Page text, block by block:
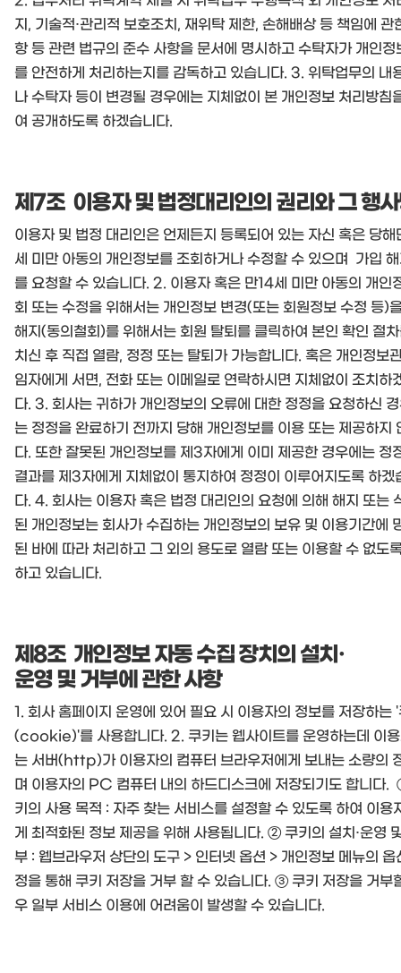
지, 기술적·관리적 보호조치, 재위탁 제한, 손해배상 등 책임에 관
항 등 관련 법규의 준수 사항을 문서에 명시하고 수탁자가 개인정
를 안전하게 처리하는지를 감독하고 있습니다. 3. 위탁업무의 내
나 수탁자 등이 변경될 경우에는 지체없이 본 개인정보 처리방침
여 공개하도록 하겠습니다.
제7조 이용자 및 법정대리인의 권리와 그 행
이용자 및 법정 대리인은 언제든지 등록되어 있는 자신 혹은 당해
세 미만 아동의 개인정보를 조회하거나 수정할 수 있으며 가입
를 요청할 수 있습니다. 2. 이용자 혹은 만14세 미만 아동의 개인
회 또는 수정을 위해서는 개인정보 변경(또는 회원정보 수정 등)
해지(동의철회)를 위해서는 회원 탈퇴를 클릭하여 본인 확인 절
치신 후 직접 열람, 정정 또는 탈퇴가 가능합니다. 혹은 개인정보
임자에게 서면, 전화 또는 이메일로 연락하시면 지체없이 조치하
다. 3. 회사는 귀하가 개인정보의 오류에 대한 정정을 요청하신
는 정정을 완료하기 전까지 당해 개인정보를 이용 또는 제공하지
다. 또한 잘못된 개인정보를 제3자에게 이미 제공한 경우에는 정
결과를 제3자에게 지체없이 통지하여 정정이 이루어지도록 하겠
다. 4. 회사는 이용자 혹은 법정 대리인의 요청에 의해 해지 또는
된 개인정보는 회사가 수집하는 개인정보의 보유 및 이용기간에
된 바에 따라 처리하고 그 외의 용도로 열람 또는 이용할 수 없도
하고 있습니다.
제8조 개인정보 자동 수집 장치의 설치·
운영 및 거부에 관한 사항
1. 회사 홈페이지 운영에 있어 필요 시 이용자의 정보를 저장하는
(cookie)'를 사용합니다. 2. 쿠키는 웹사이트를 운영하는데 이
는 서버(http)가 이용자의 컴퓨터 브라우저에게 보내는 소량의
며 이용자의 PC 컴퓨터 내의 하드디스크에 저장되기도 합니다.
키의 사용 목적 : 자주 찾는 서비스를 설정할 수 있도록 하여 이용
게 최적화된 정보 제공을 위해 사용됩니다. ② 쿠키의 설치·운영
부 : 웹브라우저 상단의 도구 > 인터넷 옵션 > 개인정보 메뉴의 옵
정을 통해 쿠키 저장을 거부 할 수 있습니다. ③ 쿠키 저장을 거부
우 일부 서비스 이용에 어려움이 발생할 수 있습니다.